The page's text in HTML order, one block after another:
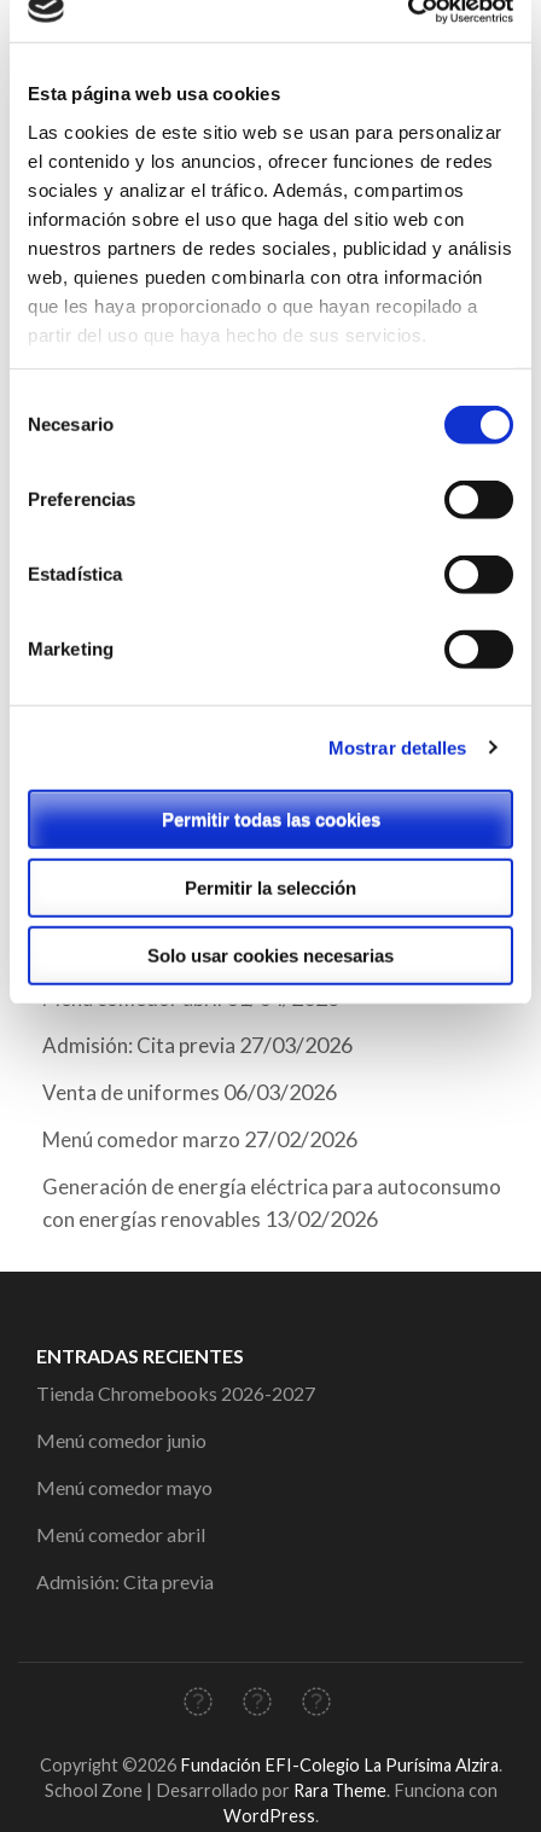
Esta página web usa cookies
Las cookies de este sitio web se usan para personalizar
el contenido y los anuncios, ofrecer funciones de redes
sociales y analizar el tráfico. Además, compartimos
información sobre el uso que haga del sitio web con
nuestros partners de redes sociales, publicidad y análisis
web, quienes pueden combinarla con otra información
que les haya proporcionado o que hayan recopilado a
partir del uso que haya hecho de sus servicios.
Necesario
Preferencias
Estadística
Marketing
Mostrar detalles
Permitir todas las cookies
Permitir la selección
Solo usar cookies necesarias
Venta de entradas
ENTRADAS RECIENTES
Tienda Chromebooks 2026-202712/06/2026
29/05/2026
Menú comedor mayo 04/05/2026
Menú comedor abril01/04/2026
Admisión: Cita previa 27/03/2026
Venta de uniformes 06/03/2026
Menú comedor marzo 27/02/2026
Generación de energía eléctrica para autoconsumo
con energías renovables 13/02/2026
ENTRADAS RECIENTES
Tienda Chromebooks 2026-2027
Menú comedor junio
Menú comedor mayo
Menú comedor abril
Admisión: Cita previa
Copyright ©2026 Fundación EFI-Colegio La Purísima Alzira.
School Zone | Desarrollado por Rara Theme. Funciona con
WordPress.